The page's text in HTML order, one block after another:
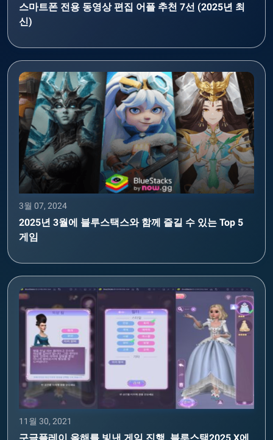
스마트폰 전용 동영상 편집 어플 추천 7선 (2025년 최
신)
3월 07, 2024
2025년 3월에 블루스택스와 함께 즐길 수 있는 Top 5
게임
11월 30, 2021
구글플레이 올해를 빛낸 게임 진행, 블루스택2025 X에